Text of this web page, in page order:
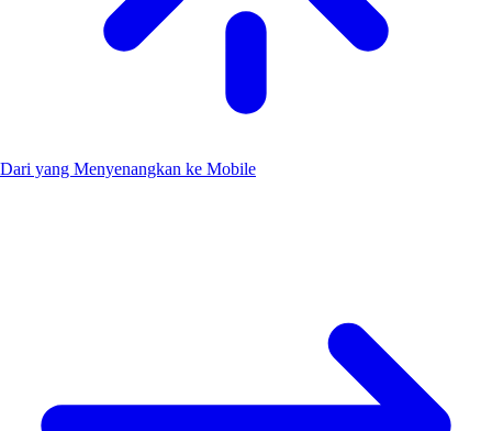
Dari yang Menyenangkan ke Mobile